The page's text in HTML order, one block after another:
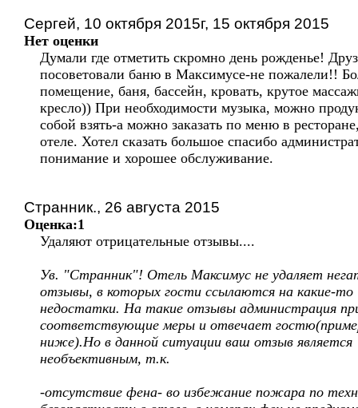
Сергей, 10 октября 2015г, 15 октября 2015
Нет оценки
Думали где отметить скромно день рожденье!
посоветовали баню в Максимусе-не пожалели!!
помещение, баня, бассейн, кровать, крутое
кресло)) При необходимости музыка, можно
собой взять-а можно заказать по меню в
отеле. Хотел сказать большое спасибо
понимание и хорошее обслуживание.
Странник., 26 августа 2015
Оценка:1
Удаляют отрицательные отзывы....
Ув. "Странник"! Отель Максимус не удаляет
отзывы, в которых гости ссылаются на какие-то
недостатки. На такие отзывы администрация
соответствующие меры и отвечает
ниже).Но в данной ситуации ваш отзыв является
необъективным, т.к.
-отсутствие фена- во избежание пожара по